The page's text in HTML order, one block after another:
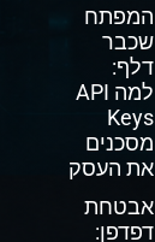
המפתח
שכבר
דלף:
למה API
Keys
מסכנים
את העסק
אבטחת
דפדפן: